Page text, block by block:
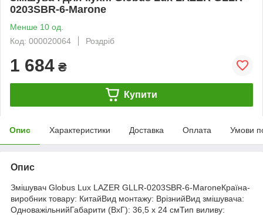
0203SBR-6-Marone
Менше 10 од.
Код: 000020064
Роздріб
1 684 ₴
Купити
Опис Характеристики Доставка Оплата Умови
Опис
Змішувач Globus Lux LAZER GLLR-0203SBR-6-MaroneКраїна-
виробник товару: КитайВид монтажу: ВрізнийВид змішувача:
ОдноважільнийГабарити (ВхГ): 36,5 х 24 смТип виливу: